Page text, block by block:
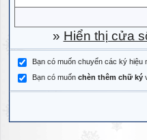
» Hiển thị cửa
Bạn có muốn chuyển các ký
Bạn có muốn chèn thêm chữ ký